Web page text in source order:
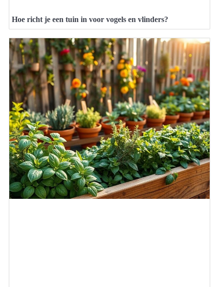
Hoe richt je een tuin in voor vogels en vlinders?